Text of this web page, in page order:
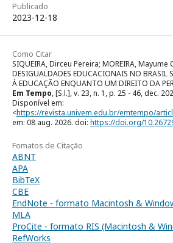
Publicado
2023-12-18
Como Citar
SIQUEIRA, Dirceu Pereira; MOREIRA, Mayume
DESIGUALDADES EDUCACIONAIS NO BRASIL
À EDUCAÇÃO ENQUANTO UM DIREITO DA
Em Tempo, [S.l.], v. 23, n. 1, p. 25 - 46, dec.
Disponível em:
<https://revista.univem.edu.br/emtempo/
em: 08 aug. 2026. doi: https://doi.org/
Fomatos de Citação
ABNT
APA
BibTeX
CBE
EndNote - formato Macintosh &
MLA
ProCite - formato RIS (Macintosh &
RefWorks